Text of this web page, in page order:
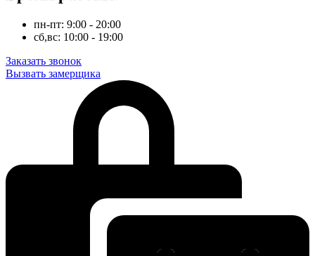
пн-пт: 9:00 - 20:00
сб,вс: 10:00 - 19:00
Заказать звонок
Вызвать замерщика